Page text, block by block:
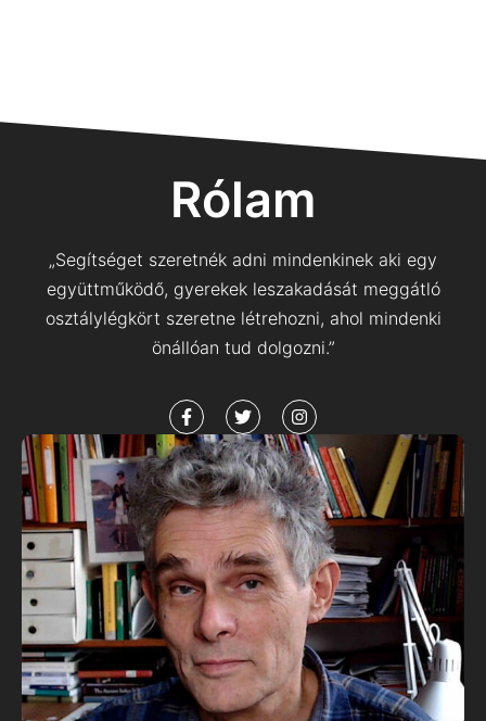
Rólam
„Segítséget szeretnék adni mindenkinek aki egy
együttműködő, gyerekek leszakadását meggátló
osztálylégkört szeretne létrehozni, ahol mindenki
önállóan tud dolgozni.”